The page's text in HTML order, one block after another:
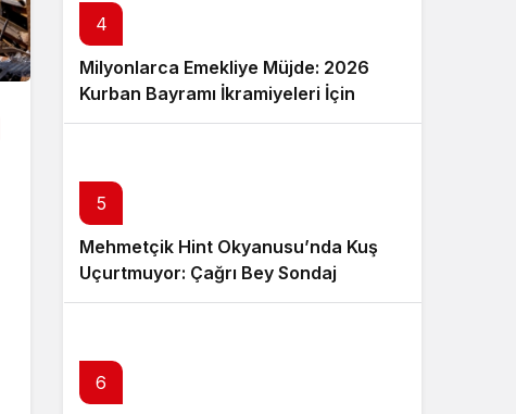
4
Milyonlarca Emekliye Müjde: 2026
Kurban Bayramı İkramiyeleri İçin
Ödeme Takvimi Netleşti
5
Mehmetçik Hint Okyanusu’nda Kuş
Uçurtmuyor: Çağrı Bey Sondaj
Gemisine Tam Koruma
6